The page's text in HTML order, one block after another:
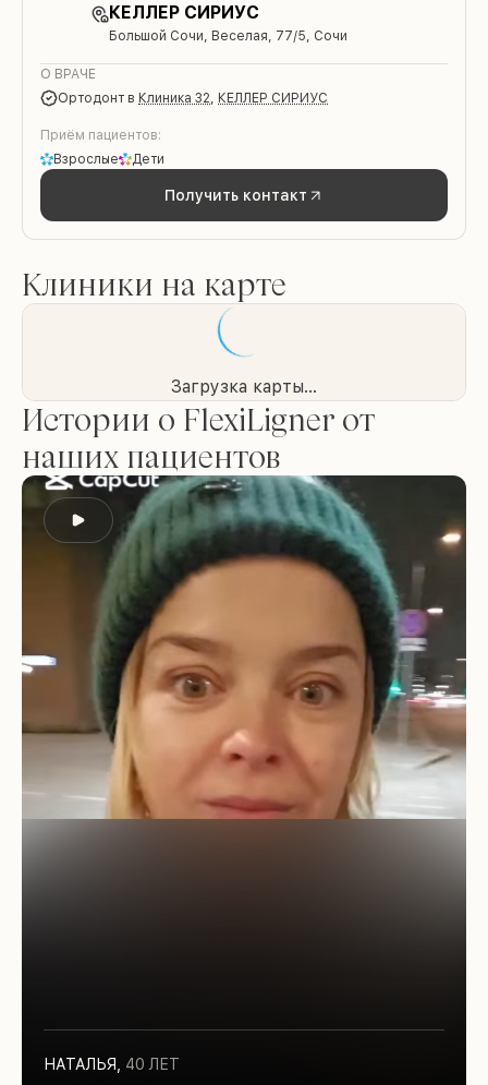
КЕЛЛЕР СИРИУС
Большой Сочи, Веселая, 77/5⁣, Сочи
О ВРАЧЕ
Ортодонт в Клиника 32 КЕЛЛЕР СИРИУС
Приём пациентов:
Взрослые
Дети
Получить контакт
Клиники на карте
Загрузка карты...
Истории о FlexiLigner от
наших пациентов
НАТАЛЬЯ 40 ЛЕТ